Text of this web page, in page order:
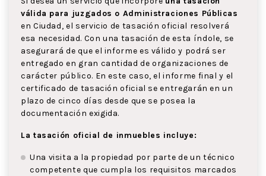
válida para juzgados o Administraciones Públicas
en Ciudad, el servicio de tasación oficial resolverá
esa necesidad. Con una tasación de esta índole, se
asegurará de que el informe es válido y podrá ser
entregado en gran cantidad de organizaciones de
carácter público. En este caso, el informe final y el
certificado de tasación oficial se entregarán en un
plazo de cinco días desde que se posea la
documentación exigida.
La tasación oficial de inmuebles incluye:
Una visita a la propiedad por parte de un técnico
competente que cumpla los requisitos marcados